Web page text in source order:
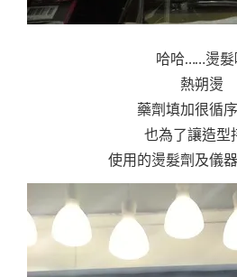
哈哈……燙髮
熱朔燙
藥劑填加很循
也為了讓造型
使用的燙髮劑及儀